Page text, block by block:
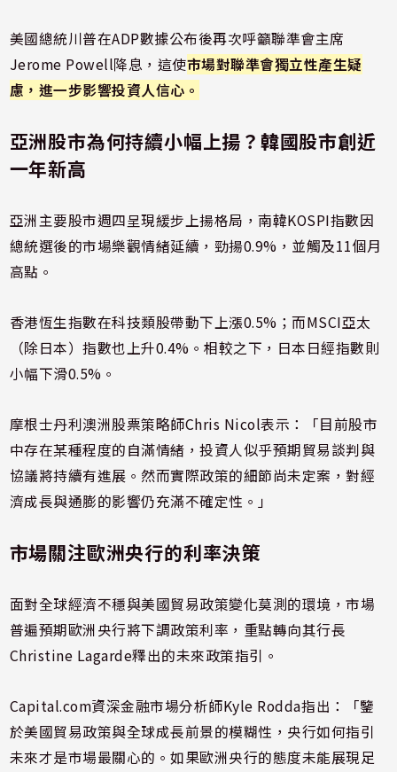
美國總統川普在ADP數據公布後再次呼籲聯準會主席
Jerome Powell降息，這使市場對聯準會獨立性產生疑
慮，進一步影響投資人信心。
亞洲股市為何持續小幅上揚？韓國股市創近
一年新高
亞洲主要股市週四呈現緩步上揚格局，南韓KOSPI指數因
總統選後的市場樂觀情緒延續，勁揚0.9%，並觸及11個月
高點。
香港恆生指數在科技類股帶動下上漲0.5%；而MSCI亞太
（除日本）指數也上升0.4%。相較之下，日本日經指數則
小幅下滑0.5%。
摩根士丹利澳洲股票策略師Chris Nicol表示：「目前股市
中存在某種程度的自滿情緒，投資人似乎預期貿易談判與
協議將持續有進展。然而實際政策的細節尚未定案，對經
濟成長與通膨的影響仍充滿不確定性。」
市場關注歐洲央行的利率決策
面對全球經濟不穩與美國貿易政策變化莫測的環境，市場
普遍預期歐洲央行將下調政策利率，重點轉向其行長
Christine Lagarde釋出的未來政策指引。
Capital.com資深金融市場分析師Kyle Rodda指出：「鑒
於美國貿易政策與全球成長前景的模糊性，央行如何指引
未來才是市場最關心的。如果歐洲央行的態度未能展現足